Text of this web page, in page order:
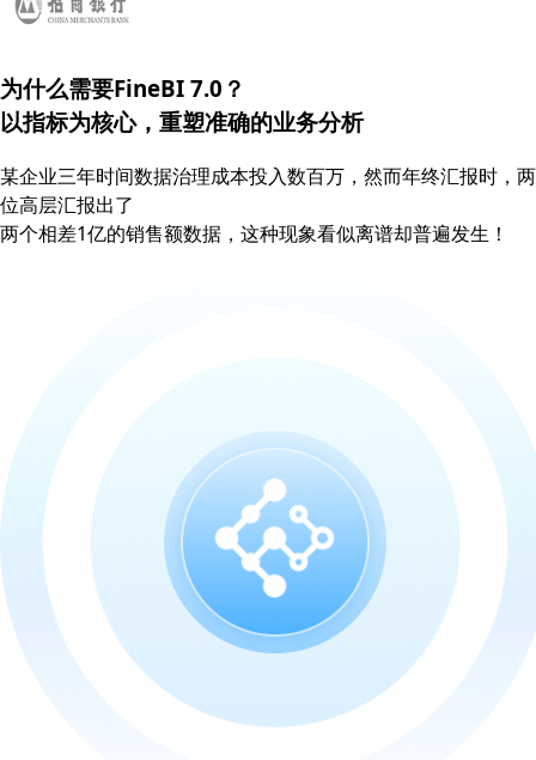
为什么需要FineBI 7.0？
以指标为核心，重塑准确的业务分析
某企业三年时间数据治理成本投入数百万，然而年终汇报时，两
位高层汇报出了
两个相差1亿的销售额数据，这种现象看似离谱却普遍发生！